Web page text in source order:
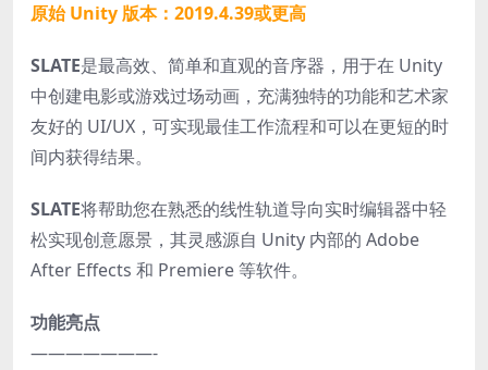
原始 Unity 版本：2019.4.39或更高
SLATE是最高效、简单和直观的音序器，用于在 Unity
中创建电影或游戏过场动画，充满独特的功能和艺术家
友好的 UI/UX，可实现最佳工作流程和可以在更短的时
间内获得结果。
SLATE将帮助您在熟悉的线性轨道导向实时编辑器中轻
松实现创意愿景，其灵感源自 Unity 内部的 Adob​​e
After Effects 和 Premiere 等软件。
功能亮点
———————-